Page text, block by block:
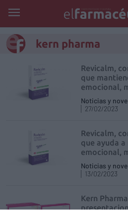
kern pharma
Revicalm,
que
emocional,
Noticias y
27/02/2023
Revicalm,
que ayuda
emocional,
Noticias y
13/02/2023
Kern